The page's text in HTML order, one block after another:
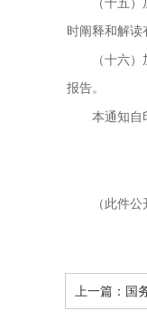
（十五
时阐释和解读
（十六
报告。
本通知自
（此件公
上一篇： 国